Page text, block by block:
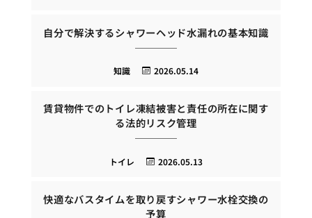
自分で解決するシャワーヘッド水漏れの基本知識
2026.05.14
知識
賃貸物件でのトイレ凍結被害と責任の所在に関す
る法的リスク管理
2026.05.13
トイレ
快適なバスタイムを取り戻すシャワー水栓交換の
予算